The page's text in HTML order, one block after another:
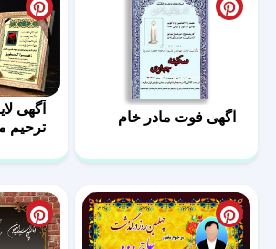
آگهی فوت مادر خام
آگهی
ترحیم